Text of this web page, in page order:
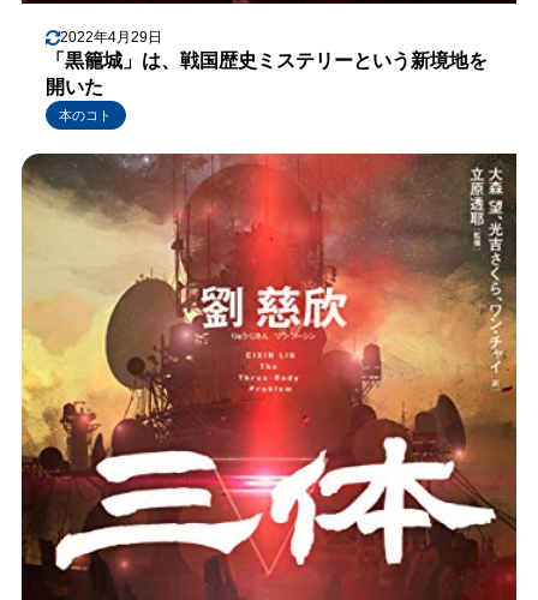
2022年4月29日
「黒籠城」は、戦国歴史ミステリーという新境地を
開いた
本のコト